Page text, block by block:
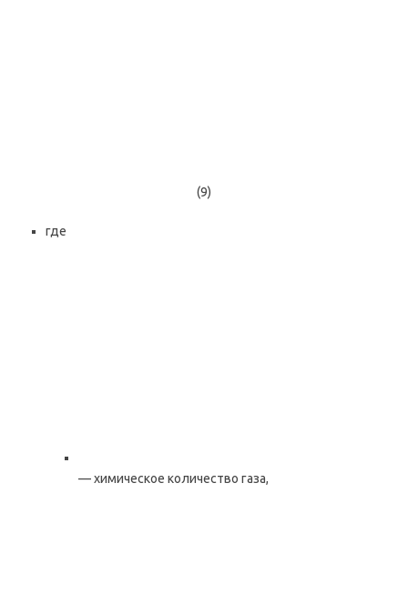
(9)
где
— химическое количество газа,